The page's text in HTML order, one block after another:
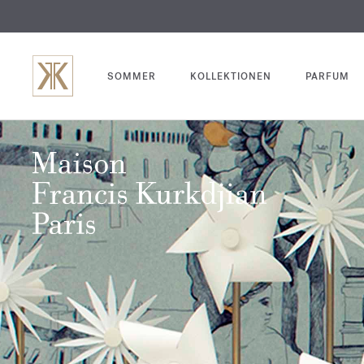
SOMMER KOLLEKTIONEN PARFUM